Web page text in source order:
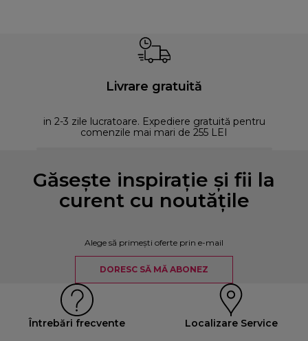
Livrare gratuită
in 2-3 zile lucratoare. Expediere gratuită pentru
comenzile mai mari de 255 LEI
Găsește inspirație și fii la
curent cu noutățile
Alege să primești oferte prin e-mail
DORESC SĂ MĂ ABONEZ
Întrebări frecvente Localizare Service